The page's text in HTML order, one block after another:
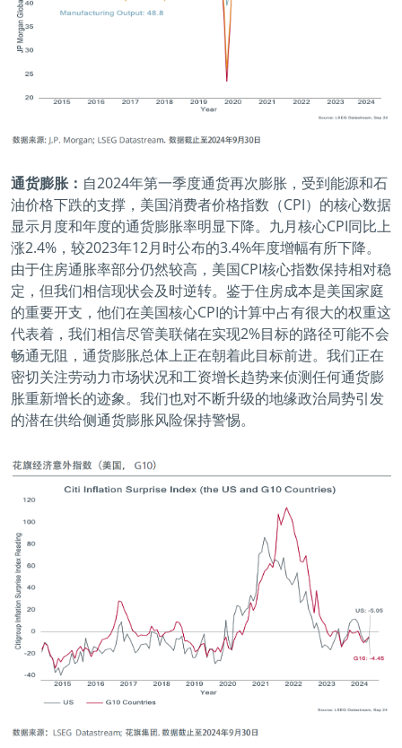
通货膨胀： 自2024年第一季度通货再次膨胀，受到能源和石
油价格下跌的支撑，美国消费者价格指数（CPI）的核心数据
显示月度和年度的通货膨胀率明显下降。九月核心CPI同比上
涨2.4%，较2023年12月时公布的3.4%年度增幅有所下降。
由于住房通胀率部分仍然较高，美国CPI核心指数保持相对稳
定，但我们相信现状会及时逆转。鉴于住房成本是美国家庭
的重要开支，他们在美国核心CPI的计算中占有很大的权重这
代表着，我们相信尽管美联储在实现2%目标的路径可能不会
畅通无阻，通货膨胀总体上正在朝着此目标前进。我们正在
密切关注劳动力市场状况和工资增长趋势来侦测任何通货膨
胀重新增长的迹象。我们也对不断升级的地缘政治局势引发
的潜在供给侧通货膨胀风险保持警惕。